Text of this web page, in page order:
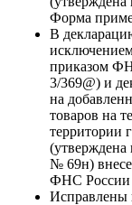
Форма
В
приказом
3/369@) и
на
товаров на
территории
№ 69н)
ФНС России
Исправлены